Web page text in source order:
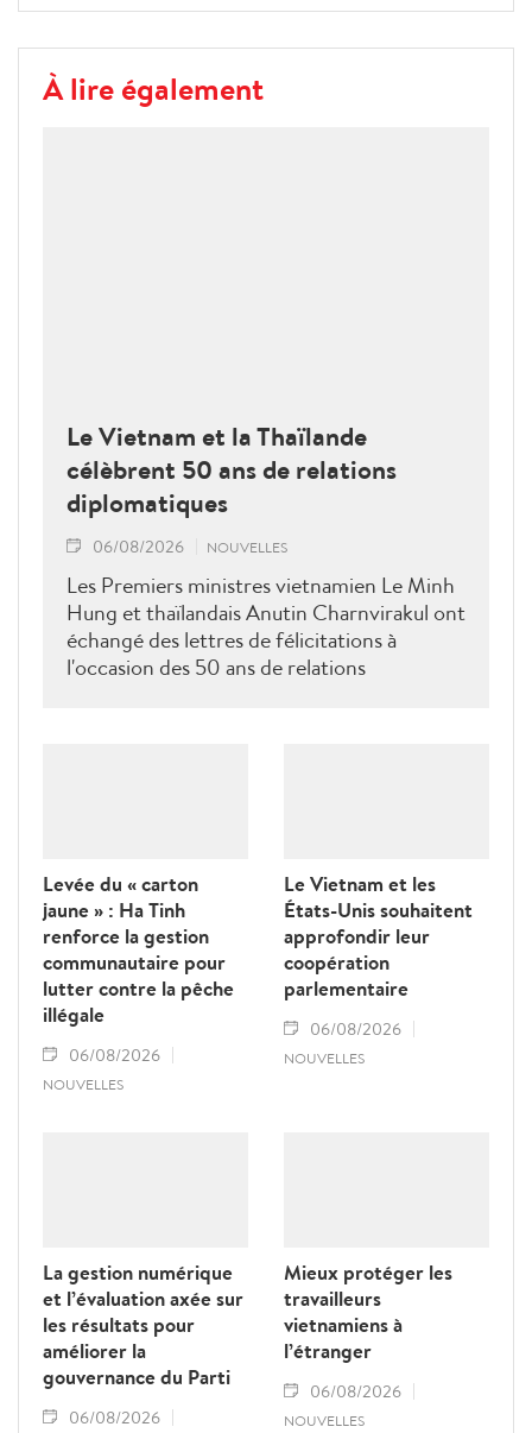
À lire également
Le Vietnam et la Thaïlande
célèbrent 50 ans de relations
diplomatiques
06/08/2026 NOUVELLES
Les Premiers ministres vietnamien Le Minh
Hung et thaïlandais Anutin Charnvirakul ont
échangé des lettres de félicitations à
l'occasion des 50 ans de relations
Levée du « carton
jaune » : Ha Tinh
renforce la gestion
communautaire pour
lutter contre la pêche
illégale
06/08/2026
NOUVELLES
Le Vietnam et les
États-Unis souhaitent
approfondir leur
coopération
parlementaire
06/08/2026
NOUVELLES
La gestion numérique
et l’évaluation axée sur
les résultats pour
améliorer la
gouvernance du Parti
06/08/2026
Mieux protéger les
travailleurs
vietnamiens à
l’étranger
06/08/2026
NOUVELLES